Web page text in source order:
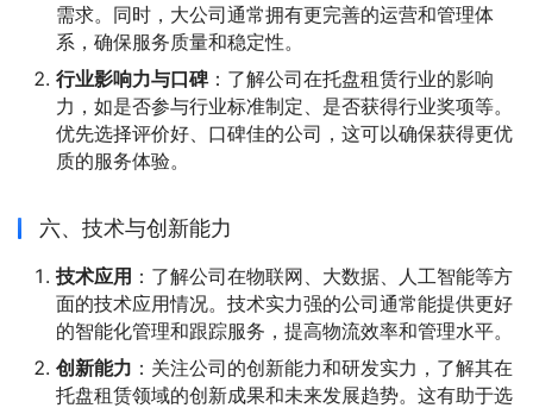
需求。同时，大公司通常拥有更完善的运营和管理体
系，确保服务质量和稳定性。
行业影响力与口碑：了解公司在托盘租赁行业的影响
力，如是否参与行业标准制定、是否获得行业奖项等。
优先选择评价好、口碑佳的公司，这可以确保获得更优
质的服务体验。
六、技术与创新能力
技术应用 ：了解公司在物联网、大数据、人工智能等方
面的技术应用情况。技术实力强的公司通常能提供更好
的智能化管理和跟踪服务，提高物流效率和管理水平。
创新能力 ：关注公司的创新能力和研发实力，了解其在
托盘租赁领域的创新成果和未来发展趋势。这有助于选